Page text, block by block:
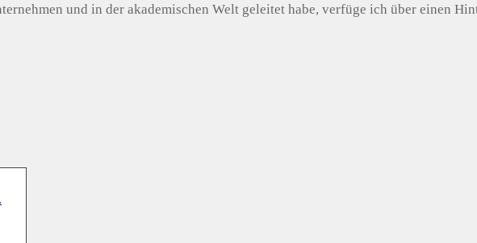
und in der akademischen Welt geleitet habe, verfüge ich über einen